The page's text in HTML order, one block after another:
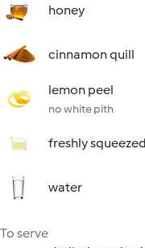
honey
cinnamon quill
lemon peel
no white pith
freshly
water
To serve